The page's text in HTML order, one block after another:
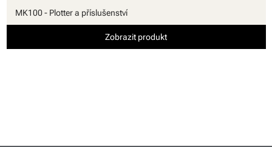
MK100 - Plotter a příslušenství
Zobrazit produkt